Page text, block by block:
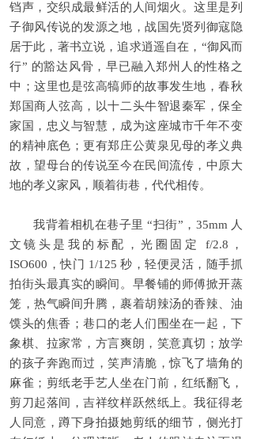
铛声，交织成最鲜活的人间烟火。这里是列
子御风传说的发源之地，战国先贤列御寇隐
居于此，著书立说，追求逍遥自在，“御风而
行” 的豁达风骨，早已融入郑州人的性格之
中；这里也是弦高犒师的故事发生地，春秋
郑国商人弦高，以十二头牛智退秦军，保全
家国，忠义与智慧，成为这座城市千年不变
的精神底色；更有郑庄公黄泉见母的孝义典
故，望母台的传说至今在民间流传，中原大
地的孝义家风，顺着街巷，代代相传。
我背着相机在巷子里 “扫街”，35mm 人
文镜头是我的标配，光圈固定 f/2.8，
ISO600，快门 1/125 秒，轻便灵活，随手抓
拍街头最真实的瞬间。早餐铺的师傅掀开蒸
笼，热气瞬间升腾，裹着胡辣汤的香辣、油
馍头的焦香；巷口的老人们围坐在一起，下
象棋、拉家常，方言爽朗，笑意真切；放学
的孩子奔跑而过，笑声清脆，惊飞了墙角的
麻雀；剪纸老手艺人坐在门前，红纸翻飞，
剪刀起落间，吉祥纹样跃然纸上。我征得老
人同意，蹲下身拍摄她剪纸的细节，侧光打